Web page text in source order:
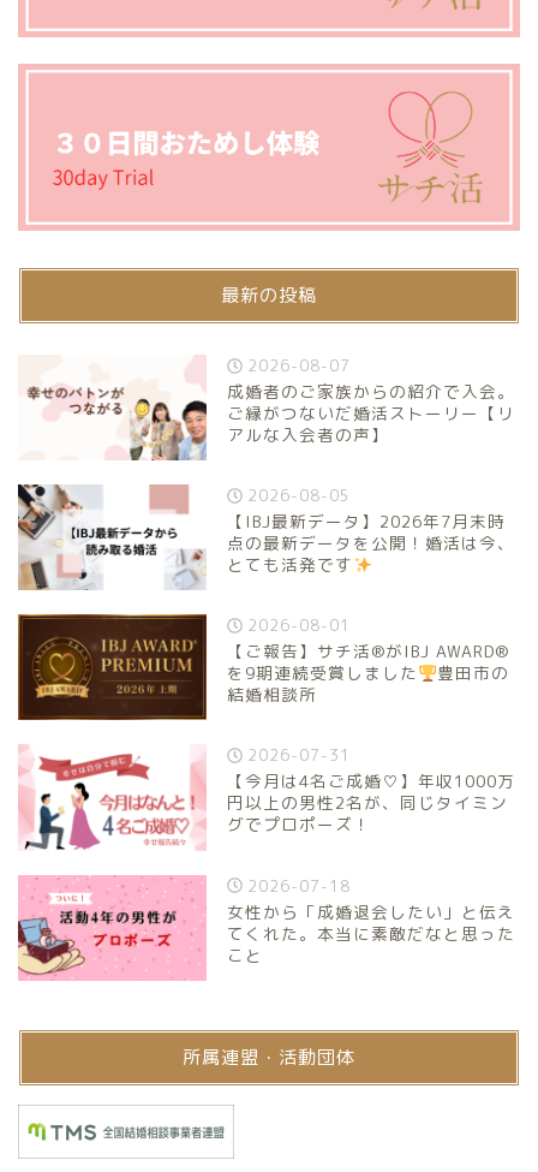
最新の投稿
2026-08-07
成婚者のご家族からの紹介で入会。
ご縁がつないだ婚活ストーリー【リ
アルな入会者の声】
2026-08-05
【IBJ最新データ】2026年7月末時
点の最新データを公開！婚活は今、
とても活発です
2026-08-01
【ご報告】サチ活®がIBJ AWARD®
を9期連続受賞しました
豊田市の
結婚相談所
2026-07-31
【今月は4名ご成婚♡】年収1000万
円以上の男性2名が、同じタイミン
グでプロポーズ！
2026-07-18
女性から「成婚退会したい」と伝え
てくれた。本当に素敵だなと思った
こと
所属連盟・活動団体